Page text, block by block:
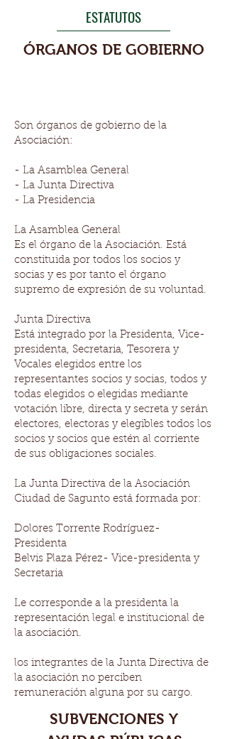
ESTATUTOS
ÓRGANOS DE GOBIERNO
Son órganos de gobierno de la
Asociación:
- La Asamblea General
- La Junta Directiva
- La Presidencia
La Asamblea General
Es el órgano de la Asociación. Está
constituida por todos los socios y
socias y es por tanto el órgano
supremo de expresión de su voluntad.
Junta Directiva
Está integrado por la Presidenta, Vice-
presidenta, Secretaria, Tesorera y
Vocales elegidos entre los
representantes socios y socias, todos y
todas elegidos o elegidas mediante
votación libre, directa y secreta y serán
electores, electoras y elegibles todos los
socios y socios que estén al corriente
de sus obligaciones sociales.
La Junta Directiva de la Asociación
Ciudad de Sagunto está formada por:
Dolores Torrente Rodríguez-
Presidenta
Belvis Plaza Pérez- Vice-presidenta y
Secretaria
Le corresponde a la presidenta la
representación legal e institucional de
la asociación.
los integrantes de la Junta Directiva de
la asociación no perciben
remuneración alguna por su cargo.
SUBVENCIONES Y